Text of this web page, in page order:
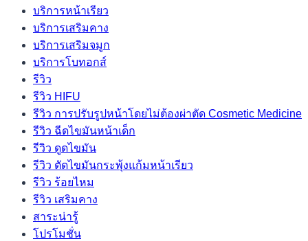
บริการหน้าเรียว
บริการเสริมคาง
บริการเสริมจมูก
บริการโบทอกส์
รีวิว
รีวิว HIFU
รีวิว การปรับรูปหน้าโดยไม่ต้องผ่าตัด Cosmetic Medicine
รีวิว ฉีดไขมันหน้าเด็ก
รีวิว ดูดไขมัน
รีวิว ตัดไขมันกระพุ้งแก้มหน้าเรียว
รีวิว ร้อยไหม
รีวิว เสริมคาง
สาระน่ารู้
โปรโมชั่น